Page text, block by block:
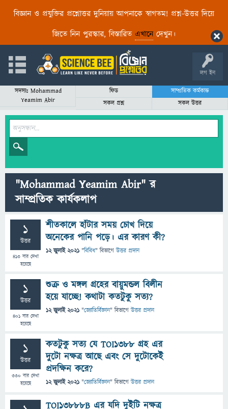
বিজ্ঞান ও প্রযুক্তির প্রশ্নোত্তর দুনিয়ায় আপনাকে স্বাগতম! প্রশ্ন-উত্তর দিয়ে
জিতে নিন পুরস্কার, বিস্তারিত এখানেদেখুন।
লগ ইন
সদস্যঃ Mohammad
Yeamim Abir
ফিড
সাম্প্রতিক কর্মকান্ড
সকল প্রশ্ন
সকল উত্তর
"Mohammad Yeamim Abir" র
সাম্প্রতিক কার্যকলাপ
1
উত্তর
413বার দেখা
হয়েছে
শীতকালে হাঁটার সময় চোখ দিয়ে
অনেকের পানি পড়ে। এর কারণ কী?
12 জুলাই 2021 "বিবিধ" বিভাগে উত্তর প্রদান
1
উত্তর
401বার দেখা
হয়েছে
শুক্র ও মঙ্গল গ্রহের বায়ুমন্ডল বিলীন
হয়ে যাচ্ছে! কথাটা কতটুকু সত্য?
12 জুলাই 2021 "জ্যোতির্বিজ্ঞান" বিভাগে উত্তর প্রদান
1
উত্তর
330 বার দেখা
হয়েছে
কতটুকু সত্য যে TOI1388 গ্রহ এর
দুটো নক্ষত্র আছে এবং সে দুটোকেই
প্রদক্ষিন করে?
12 জুলাই 2021 "জ্যোতির্বিজ্ঞান" বিভাগে উত্তর প্রদান
TOI13888B এর যদি দুইটি নক্ষত্র